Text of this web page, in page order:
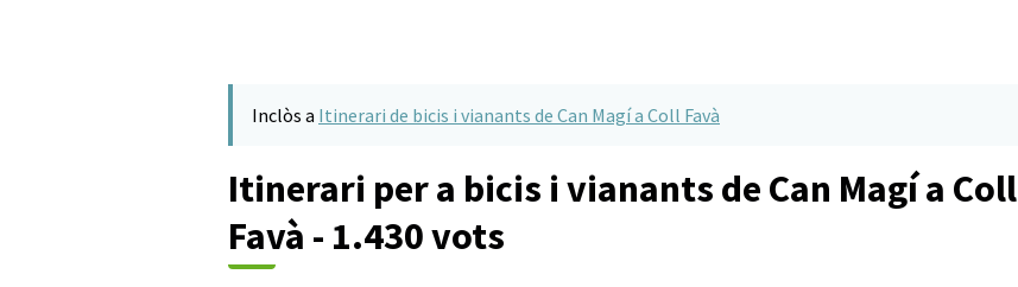
Inclòs a Itinerari de bicis i vianants de Can Magí a Coll Favà
Itinerari per a bicis i vianants de Can Magí a Coll
Favà - 1.430 vots